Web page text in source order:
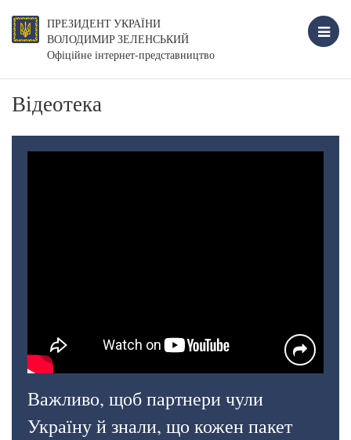
ПРЕЗИДЕНТ УКРАЇНИ
ВОЛОДИМИР ЗЕЛЕНСЬКИЙ
Офіційне інтернет-представництво
Відеотека
Важливо, щоб партнери чули
Україну й знали, що кожен пакет